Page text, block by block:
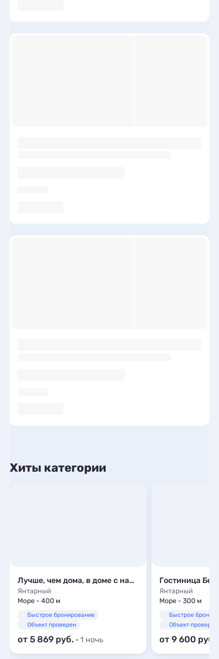
Хиты категории
Лучше, чем дома, в доме с надписью на фасаде
Янтарный
Море - 400 м
Быстрое бронирование
Объект проверен
от 5 869 · 1 ночь
Гостиница
Янтарный
Море - 300 м
Быстрое
Объект проверен
от 9 600